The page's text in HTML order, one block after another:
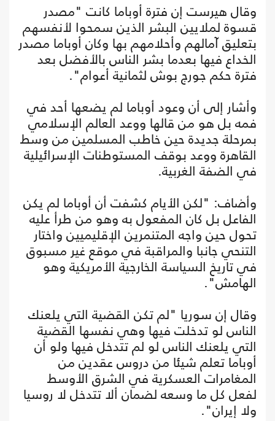
وقال هيرست إن فترة أوباما كانت "مصدر
قسوة لملايين البشر الذين سمحوا لأنفسهم
بتعليق آمالهم وأحلامهم بها وكان أوباما مصدر
الخداع فيها بعدما بشر الناس بالأفضل بعد
فترة حكم جورج بوش لثمانية أعوام".
وأشار إلى أن وعود أوباما لم يضعها أحد في
فمه بل هو من قالها ووعد العالم الإسلامي
بمرحلة جديدة حين خاطب المسلمين من وسط
القاهرة ووعد بوقف المستوطنات الإسرائيلية
في الضفة الغربية.
وأضاف: "لكن الأيام كشفت أن أوباما لم يكن
الفاعل بل كان المفعول به وهو من طرأ عليه
تحول حين واجه المتنمرين الإقليميين واختار
التنحي جانبا والمراقبة في موقع غير مسبوق
في تاريخ السياسة الخارجية الأمريكية وهو
الهامش".
وقال إن سوريا "لم تكن القضية التي يلعنك
الناس لو تدخلت فيها وهي نفسها القضية
التي يلعنك الناس لو لم تتدخل فيها ولو أن
أوباما تعلم شيئا من دروس عقدين من
المغامرات العسكرية في الشرق الأوسط
لفعل كل ما وسعه لضمان ألا تتدخل لا روسيا
ولا إيران".